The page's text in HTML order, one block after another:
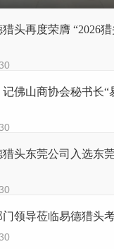
头再度荣膺 “2026
佛山商协会秘书长“
头东莞公司入选东
领导莅临易德猎头